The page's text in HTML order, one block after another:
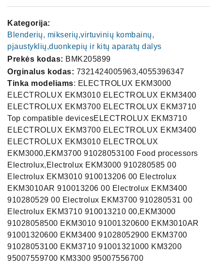
Kategorija:
Blenderių, mikserių,virtuvinių kombainų,
pjaustyklių,duonkepių ir kitų aparatų dalys
Prekės kodas: BMK205899
Orginalus kodas: 7321424005963,4055396347
Tinka modeliams: ELECTROLUX EKM3000
ELECTROLUX EKM3010 ELECTROLUX EKM3400
ELECTROLUX EKM3700 ELECTROLUX EKM3710
Top compatible devicesELECTROLUX EKM3710
ELECTROLUX EKM3700 ELECTROLUX EKM3400
ELECTROLUX EKM3010 ELECTROLUX
EKM3000,EKM3700 91028053100 Food processors
Electrolux,Electrolux EKM3000 910280585 00
Electrolux EKM3010 910013206 00 Electrolux
EKM3010AR 910013206 00 Electrolux EKM3400
910280529 00 Electrolux EKM3700 910280531 00
Electrolux EKM3710 910013210 00,EKM3000
91028058500 EKM3010 91001320600 EKM3010AR
91001320600 EKM3400 91028052900 EKM3700
91028053100 EKM3710 91001321000 KM3200
95007559700 KM3300 95007556700